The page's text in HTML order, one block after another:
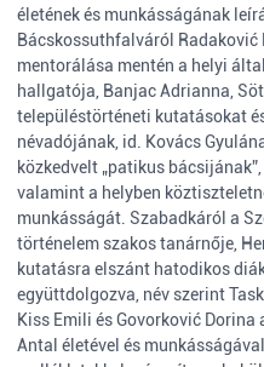
életének és munkásságának
Bácskossuthfalváról
mentorálása mentén a helyi
hallgatója, Banjac Adrianna,
településtörténeti kutatásokat
névadójának, id. Kovács
közkedvelt „patikus
valamint a helyben
munkásságát. Szabadkáról a
történelem szakos tanárnője,
kutatásra elszánt hatodikos
együttdolgozva, név szerint
Kiss Emili és Govorković
Antal életével és